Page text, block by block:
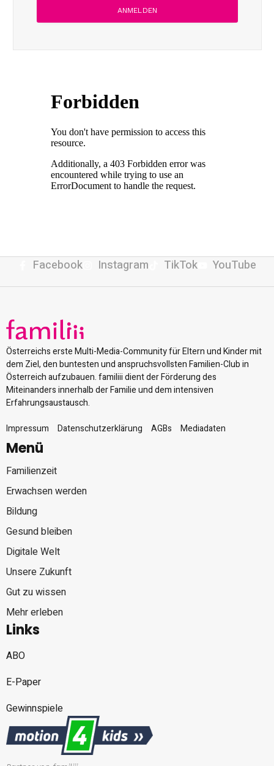
Facebook Instagram TikTok YouTube
Österreichs erste Multi-Media-Community für Eltern und Kinder mit
dem Ziel, den buntesten und anspruchsvollsten Familien-Club in
Österreich aufzubauen. familiii dient der Förderung des
Miteinanders innerhalb der Familie und dem intensiven
Erfahrungsaustausch.
Impressum
Datenschutzerklärung AGBs Mediadaten
Menü
Familienzeit
Erwachsen werden
Bildung
Gesund bleiben
Digitale Welt
Unsere Zukunft
Gut zu wissen
Mehr erleben
Links
ABO
E-Paper
Gewinnspiele